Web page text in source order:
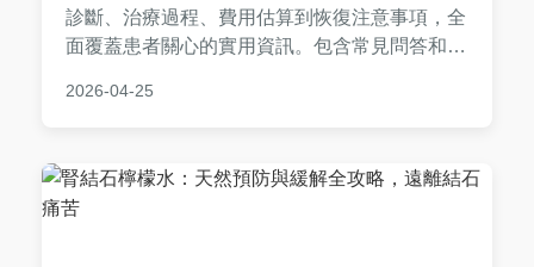
診斷、治療過程、費用估算到恢復注意事項，全
面覆蓋患者關心的實用資訊。包含常見問答和個
創手術的優缺點，適合正考慮膽道結石內視鏡治
2026-04-25